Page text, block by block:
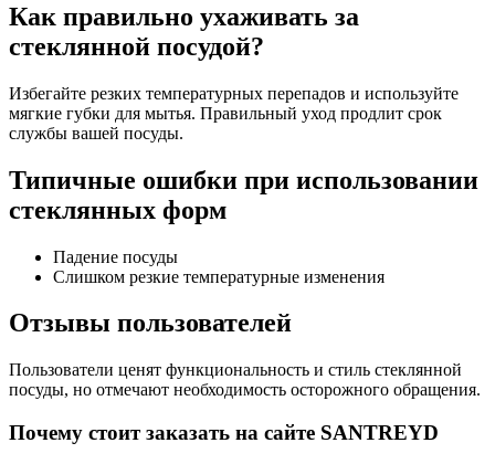
Как правильно ухаживать за
стеклянной посудой?
Избегайте резких температурных перепадов и используйте
мягкие губки для мытья. Правильный уход продлит срок
службы вашей посуды.
Типичные ошибки при использовании
стеклянных форм
Падение посуды
Слишком резкие температурные изменения
Отзывы пользователей
Пользователи ценят функциональность и стиль стеклянной
посуды, но отмечают необходимость осторожного обращения.
Почему стоит заказать на сайте SANTREYD